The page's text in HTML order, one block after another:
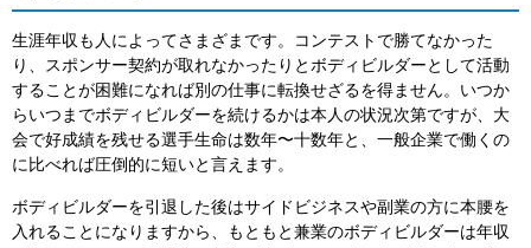
生涯年収も人によってさまざまです。コンテストで勝てなかった
り、スポンサー契約が取れなかったりとボディビルダーとして活動
することが困難になれば別の仕事に転換せざるを得ません。いつか
らいつまでボディビルダーを続けるかは本人の状況次第ですが、大
会で好成績を残せる選手生命は数年〜十数年と、一般企業で働くの
に比べれば圧倒的に短いと言えます。
ボディビルダーを引退した後はサイドビジネスや副業の方に本腰を
入れることになりますから、もともと兼業のボディビルダーは年収